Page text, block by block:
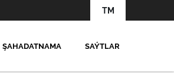
TM
ŞAHADATNAMA SAÝTLAR